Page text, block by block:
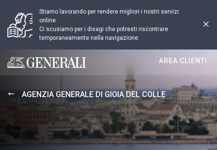
Stiamo lavorando per rendere migliori i nostri servizi
online.
Ci scusiamo per i disagi che potresti riscontrare
temporaneamente nella navigazione.
Generali logo
AREA CLIENTI
AGENZIA GENERALE DI GIOIA DEL COLLE